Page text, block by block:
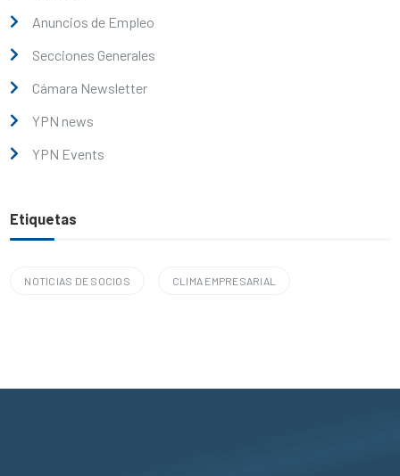
Anuncios de Empleo
Secciones Generales
Cámara Newsletter
YPN news
YPN Events
Etiquetas
NOTICIAS DE SOCIOS CLIMA EMPRESARIAL